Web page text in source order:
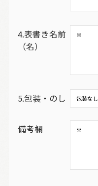
4.表書き名前
（名）
5.包装・のし
備考欄